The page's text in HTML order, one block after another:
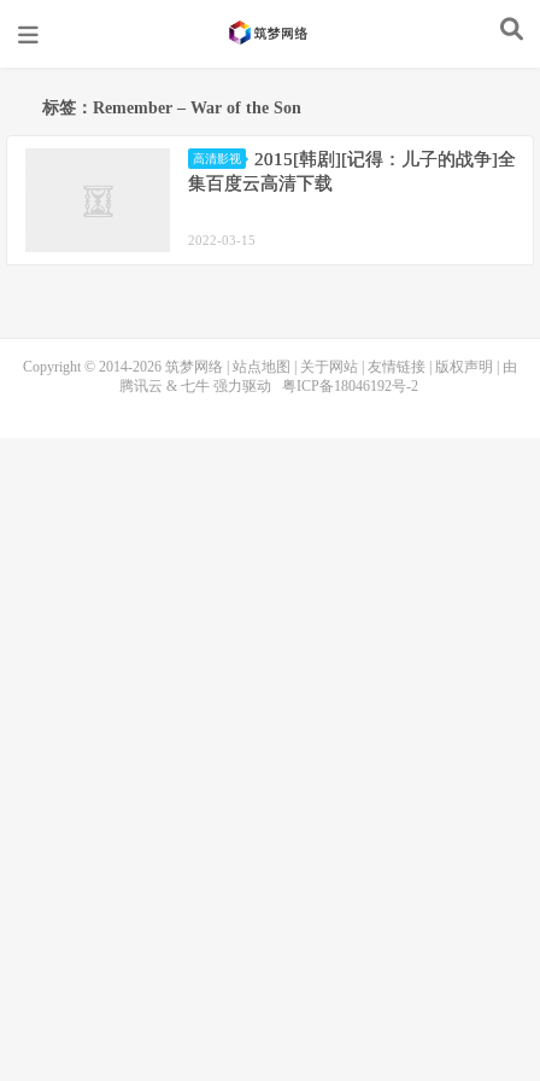
标签：Remember – War of the Son
高清影视
2015[韩剧][记得：儿子的战争]全
集百度云高清下载
2022-03-15
Copyright © 2014-2026 筑梦网络 站点地图 关于网站 友情链接 版权声明
| 由
腾讯云 & 七牛强力驱动 粤ICP备18046192号-2